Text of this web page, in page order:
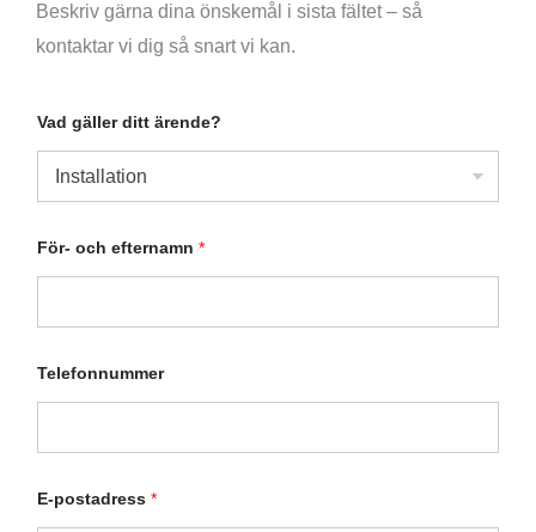
Beskriv gärna dina önskemål i sista fältet – så
kontaktar vi dig så snart vi kan.
Vad gäller ditt ärende?
För- och efternamn *
ö
t
V
Telefonnummer
E-postadress *